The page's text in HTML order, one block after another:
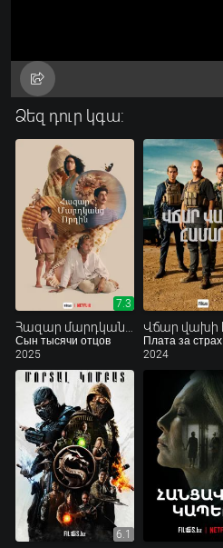
Ձեզ դուր կգա:
7.3
Сын тысячи отцов
2025
Плата за страх
2024
6.1